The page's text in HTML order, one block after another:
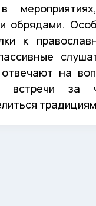
обрядами.
к
на
встречи за